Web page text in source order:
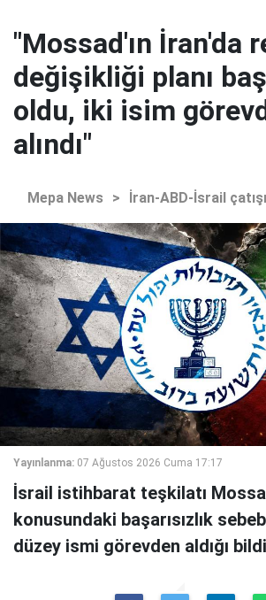
"Mossad'ın İran'da
değişikliği planı
oldu, iki isim
alındı"
Mepa News > İran-ABD-İsrail
Yayınlanma: 07 Ağustos 2026 Cuma 17:17
İsrail istihbarat teşkilatı
konusundaki başarısızlık
düzey ismi görevden aldığı